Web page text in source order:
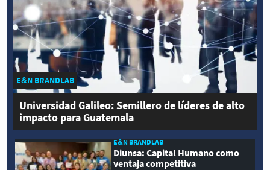
E&N BRANDLAB
Universidad Galileo: Semillero de líderes de alto
impacto para Guatemala
E&N BRANDLAB
Diunsa: Capital Humano como
ventaja competitiva